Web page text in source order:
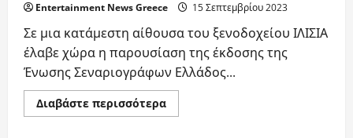
Entertainment News Greece 15 Σεπτεμβρίου 2023
Σε μια κατάμεστη αίθουσα του ξενοδοχείου ΙΛΙΣΙΑ
έλαβε χώρα η παρουσίαση της έκδοσης της
Ένωσης Σεναριογράφων Ελλάδος...
Διαβάστε περισσότεραRead
more